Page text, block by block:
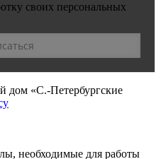
своих персональных
дом «С.-Петербургские
необходимые для работы